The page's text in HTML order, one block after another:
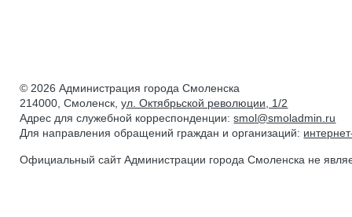
© 2026 Администрация города Смоленска
214000, Смоленск,ул. Октябрьской революции, 1/2
Адрес для служебной корреспонденции:smol@smoladmin.ru
Для направления обращений граждан и организаций:
Официальный сайт Администрации города Смоленска не